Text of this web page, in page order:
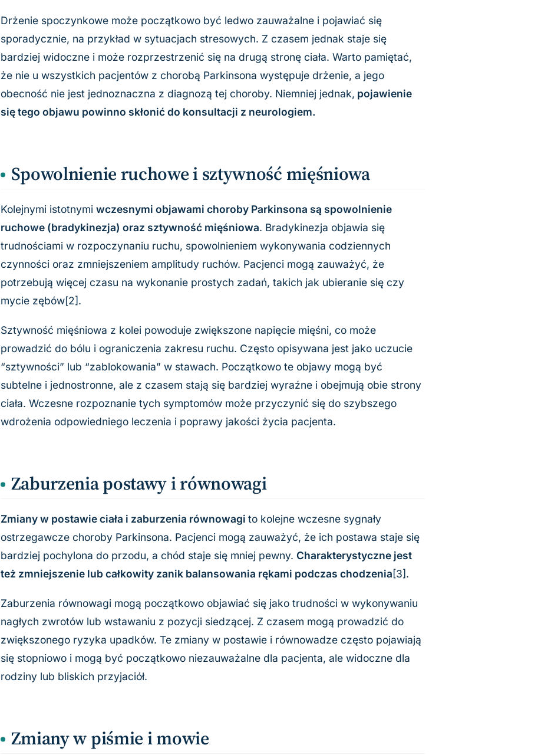
Drżenie spoczynkowe może początkowo być ledwo zauważalne i pojawiać się
sporadycznie, na przykład w sytuacjach stresowych. Z czasem jednak staje się
bardziej widoczne i może rozprzestrzenić się na drugą stronę ciała. Warto pamiętać,
że nie u wszystkich pacjentów z chorobą Parkinsona występuje drżenie, a jego
obecność nie jest jednoznaczna z diagnozą tej choroby. Niemniej jednak, pojawienie
się tego objawu powinno skłonić do konsultacji z neurologiem.
Spowolnienie ruchowe i sztywność mięśniowa
Kolejnymi istotnymi wczesnymi objawami choroby Parkinsona są spowolnienie
ruchowe (bradykinezja) oraz sztywność mięśniowa. Bradykinezja objawia się
trudnościami w rozpoczynaniu ruchu, spowolnieniem wykonywania codziennych
czynności oraz zmniejszeniem amplitudy ruchów. Pacjenci mogą zauważyć, że
potrzebują więcej czasu na wykonanie prostych zadań, takich jak ubieranie się czy
mycie zębów[2].
Sztywność mięśniowa z kolei powoduje zwiększone napięcie mięśni, co może
prowadzić do bólu i ograniczenia zakresu ruchu. Często opisywana jest jako uczucie
“sztywności” lub “zablokowania” w stawach. Początkowo te objawy mogą być
subtelne i jednostronne, ale z czasem stają się bardziej wyraźne i obejmują obie strony
ciała. Wczesne rozpoznanie tych symptomów może przyczynić się do szybszego
wdrożenia odpowiedniego leczenia i poprawy jakości życia pacjenta.
Zaburzenia postawy i równowagi
Zmiany w postawie ciała i zaburzenia równowagi to kolejne wczesne sygnały
ostrzegawcze choroby Parkinsona. Pacjenci mogą zauważyć, że ich postawa staje się
bardziej pochylona do przodu, a chód staje się mniej pewny. Charakterystyczne jest
też zmniejszenie lub całkowity zanik balansowania rękami podczas chodzenia[3].
Zaburzenia równowagi mogą początkowo objawiać się jako trudności w wykonywaniu
nagłych zwrotów lub wstawaniu z pozycji siedzącej. Z czasem mogą prowadzić do
zwiększonego ryzyka upadków. Te zmiany w postawie i równowadze często pojawiają
się stopniowo i mogą być początkowo niezauważalne dla pacjenta, ale widoczne dla
rodziny lub bliskich przyjaciół.
Zmiany w piśmie i mowie